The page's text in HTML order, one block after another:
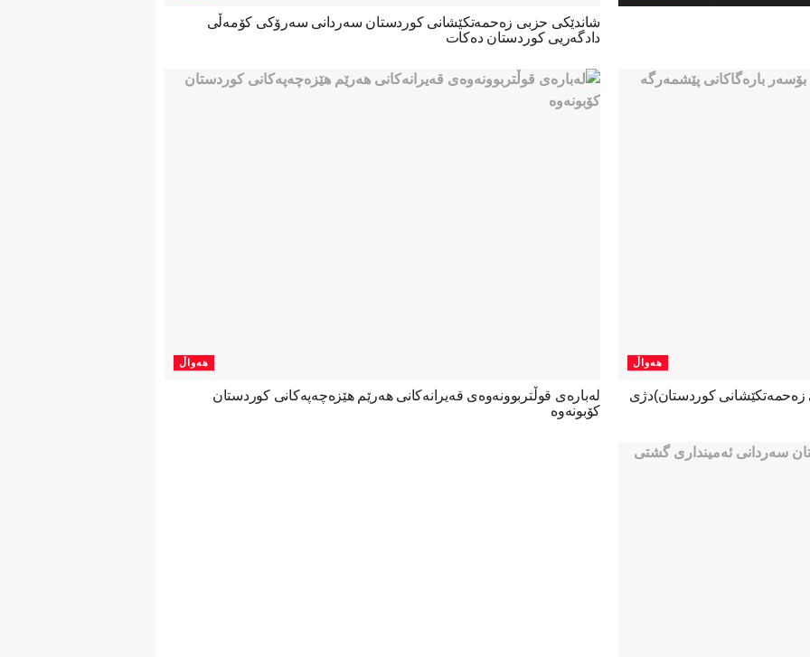
شاندێکی حزبی زەحمەتکێشانی کوردستان سەردانی سەرۆکی کۆمەڵی
دادگەریی کوردستان دەکات
هەواڵ
زەحمەتکێشانی کوردستان)دژی
هەواڵ
لەبارەی قوڵتربوونەوەی قەیرانەكانی هەرێم هێزەچەپەكانی كوردستان
كۆبونەوە